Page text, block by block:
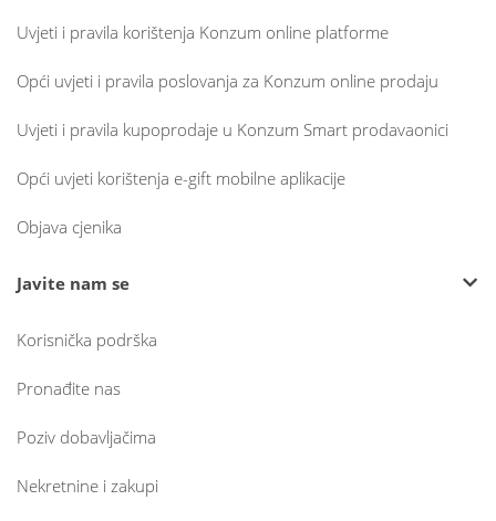
Uvjeti i pravila korištenja Konzum online platforme
Opći uvjeti i pravila poslovanja za Konzum online prodaju
Uvjeti i pravila kupoprodaje u Konzum Smart prodavaonici
Opći uvjeti korištenja e-gift mobilne aplikacije
Objava cjenika
Javite nam se
Korisnička podrška
Pronađite nas
Poziv dobavljačima
Nekretnine i zakupi